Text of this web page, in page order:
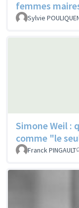
femmes
Sylvie
Simone Weil :
comme "le
Franck PINGAULT